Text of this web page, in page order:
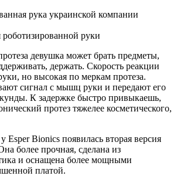
роботизированной руки
девушка может брать предметы,
держать. Скорость реакции
но высокая по меркам протеза.
сигнал с мышц руки и передают его
К задержке быстро привыкаешь,
протез тяжелее косметического,
Esper Bionics появилась вторая версия
более прочная, сделана из
и оснащена более мощными
платой.